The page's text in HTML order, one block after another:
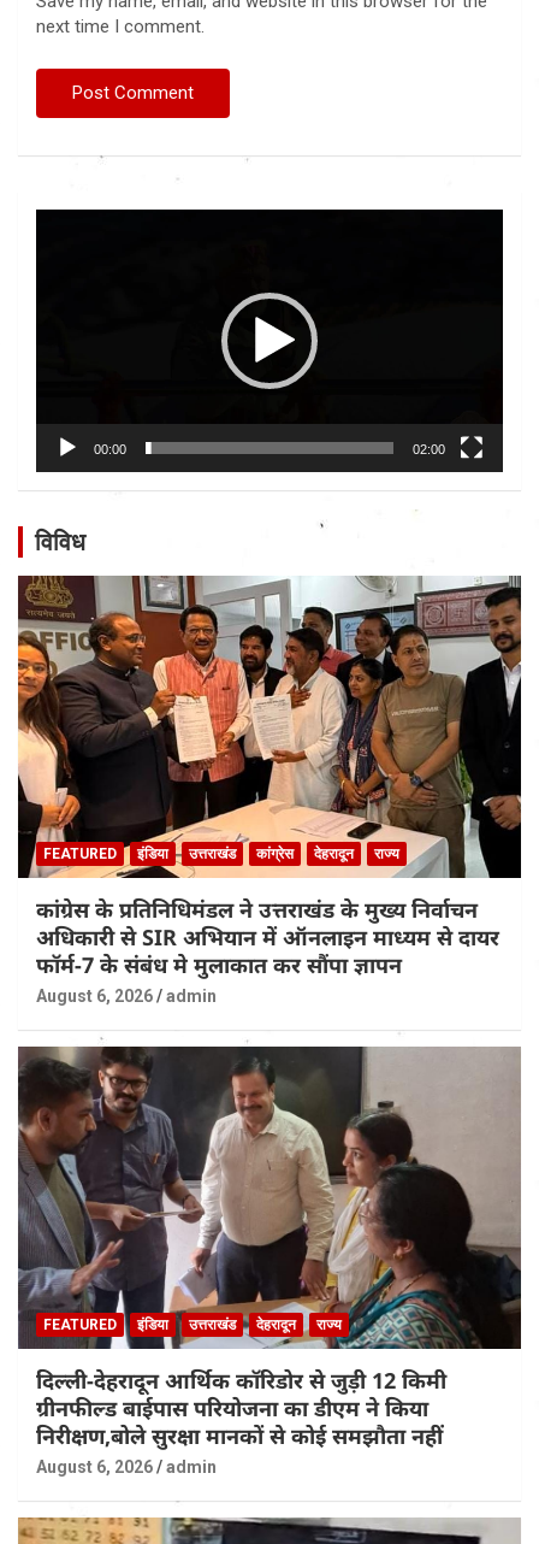
next time I comment.
00:00 02:00
विविध
FEATURED इंडिया उत्तराखंड कांग्रेस देहरादून राज्य
कांग्रेस के प्रतिनिधिमंडल ने उत्तराखंड के मुख्य निर्वाचन
अधिकारी से SIR अभियान में ऑनलाइन माध्यम से दायर
फॉर्म-7 के संबंध मे मुलाकात कर सौंपा ज्ञापन
August 6, 2026 admin
FEATURED इंडिया उत्तराखंड देहरादून राज्य
दिल्ली-देहरादून आर्थिक कॉरिडोर से जुड़ी 12 किमी
ग्रीनफील्ड बाईपास परियोजना का डीएम ने किया
निरीक्षण,बोले सुरक्षा मानकों से कोई समझौता नहीं
August 6, 2026 admin